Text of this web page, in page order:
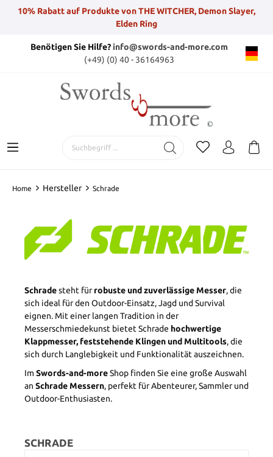
10% Rabatt auf Produkte von THE WITCHER, Demon Slayer,
Elden Ring
Benötigen Sie Hilfe?info@swords-and-more.com
(+49) (0) 40 - 36164963
Home Hersteller Schrade
Schradesteht fürrobuste und zuverlässige Messer, die
sich ideal für den Outdoor-Einsatz, Jagd und Survival
eignen. Mit einer langen Tradition in der
Messerschmiedekunst bietet Schrade hochwertige
Klappmesser, feststehende Klingen und Multitools, die
sich durch Langlebigkeit und Funktionalität auszeichnen.
Im Swords-and-moreShop finden Sie eine große Auswahl
an Schrade Messern, perfekt für Abenteurer, Sammler und
Outdoor-Enthusiasten.
SCHRADE